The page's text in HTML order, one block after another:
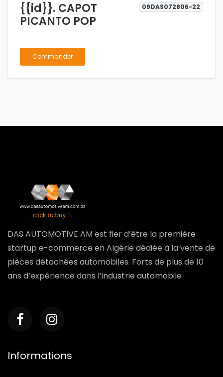
{{id}}. CAPOT
PICANTO POP
09DAS072806-22
Commander
DAS AUTOMOTIVE AM est fier d’être la première
startup e-commerce en Algérie dédiée à la vente de
pièces détachées automobiles. Forts de plus de 10
ans d’expérience dans l’industrie automobile
Informations